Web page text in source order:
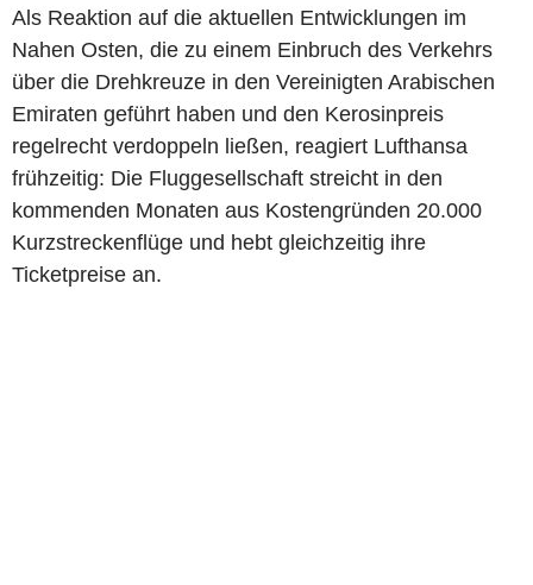
Als Reaktion auf die aktuellen Entwicklungen im
Nahen Osten, die zu einem Einbruch des Verkehrs
über die Drehkreuze in den Vereinigten Arabischen
Emiraten geführt haben und den Kerosinpreis
regelrecht verdoppeln ließen, reagiert Lufthansa
frühzeitig: Die Fluggesellschaft streicht in den
kommenden Monaten aus Kostengründen 20.000
Kurzstreckenflüge und hebt gleichzeitig ihre
Ticketpreise an.